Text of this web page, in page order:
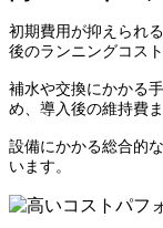
初期費用が抑えられ
後のランニングコス
補水や交換にかかる
め、導入後の維持費
設備にかかる総合的
います。